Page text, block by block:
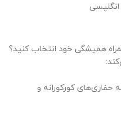
همیشگی خود انتخاب کنید؟
حفاری‌های کورکورانه و